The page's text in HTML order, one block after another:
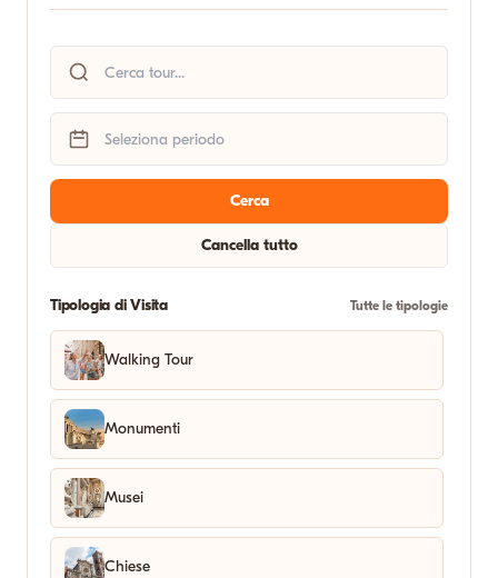
Cerca
Cancella tutto
Tipologia di Visita Tutte le tipologie
Walking Tour
Monumenti
Musei
Chiese